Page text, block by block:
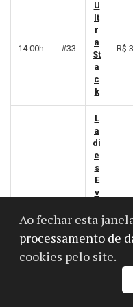
14:00h #33
U
lt
r
a
St
a
c
k
R$
L
a
di
e
s
E
v
nt
D
ia
Ao fechar esta
processamento de
cookies pelo site.